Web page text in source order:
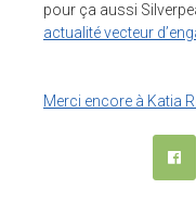
pour ça aussi
actualité vecteur
Merci encore à Katia